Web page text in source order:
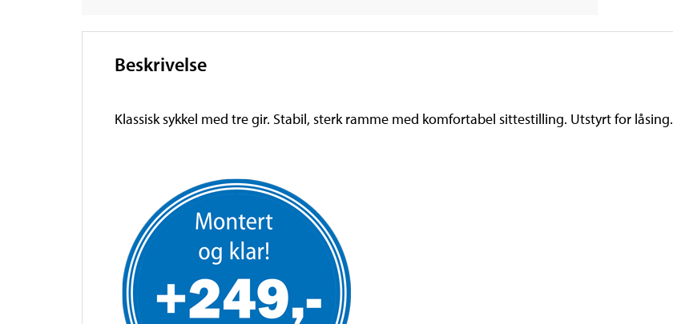
Beskrivelse
Klassisk sykkel med tre gir. Stabil, sterk ramme med komfortabel sittestilling. Utstyrt for låsing.